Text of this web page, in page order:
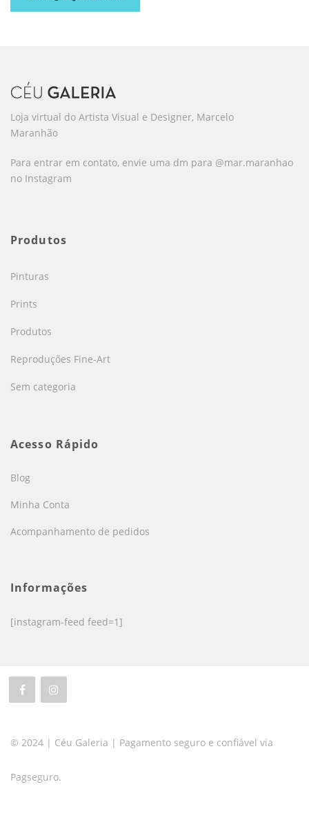
Loja virtual do Artista Visual e Designer, Marcelo
Maranhão
Para entrar em contato, envie uma dm para @mar.maranhao
no Instagram
Produtos
Pinturas
Prints
Produtos
Reproduções Fine-Art
Sem categoria
Acesso Rápido
Blog
Minha Conta
Acompanhamento de pedidos
Informações
[instagram-feed feed=1]
© 2024 | Céu Galeria | Pagamento seguro e confiável via
Pagseguro.